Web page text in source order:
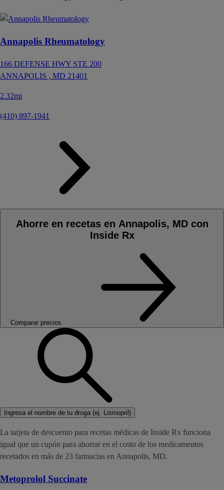
Annapolis Rheumatology
166 DEFENSE HWY STE 200
ANNAPOLIS , MD 21401
2.32mi
(410) 897-1941
Ahorre en recetas en Annapolis, MD con
Inside Rx
Comparar precios
Ingresa el nombre de tu droga (ej. Lisinopril)
La tarjeta de descuento para recetas médicas de Inside Rx funciona
igual que un cupón para ahorrar en el costo de los medicamentos
recetados en más de 23 farmacias en Annapolis, MD.
Metoprolol Succinate